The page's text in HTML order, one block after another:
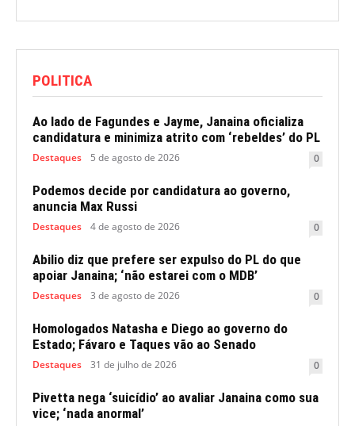
POLITICA
Ao lado de Fagundes e Jayme, Janaina oficializa
candidatura e minimiza atrito com ‘rebeldes’ do PL
Destaques 5 de agosto de 2026 0
Podemos decide por candidatura ao governo,
anuncia Max Russi
Destaques 4 de agosto de 2026 0
Abilio diz que prefere ser expulso do PL do que
apoiar Janaina; ‘não estarei com o MDB’
Destaques 3 de agosto de 2026 0
Homologados Natasha e Diego ao governo do
Estado; Fávaro e Taques vão ao Senado
Destaques 31 de julho de 2026 0
Pivetta nega ‘suicídio’ ao avaliar Janaina como sua
vice; ‘nada anormal’